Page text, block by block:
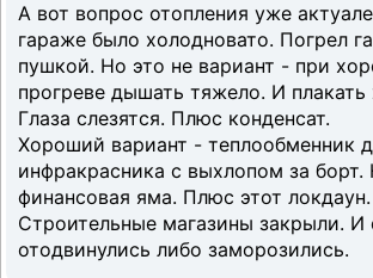
А вот вопрос отопления уже
гараже было холодновато. Погрел
пушкой. Но это не вариант - при
прогреве дышать тяжело. И плакать
Глаза слезятся. Плюс конденсат.
Хороший вариант - теплообменник
инфракрасника с выхлопом за
финансовая яма. Плюс этот локдаун.
Строительные магазины закрыли. И
отодвинулись либо заморозились.